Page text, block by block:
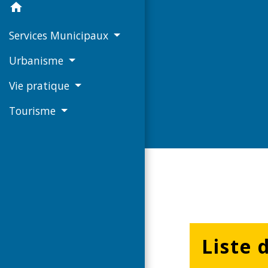
home
Services Municipaux
Urbanisme
Vie pratique
Tourisme
Liste